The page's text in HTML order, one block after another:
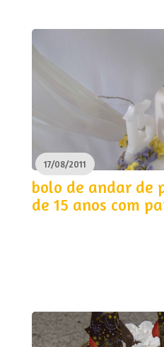
17/08/2011
bolo de andar de
de 15 anos com